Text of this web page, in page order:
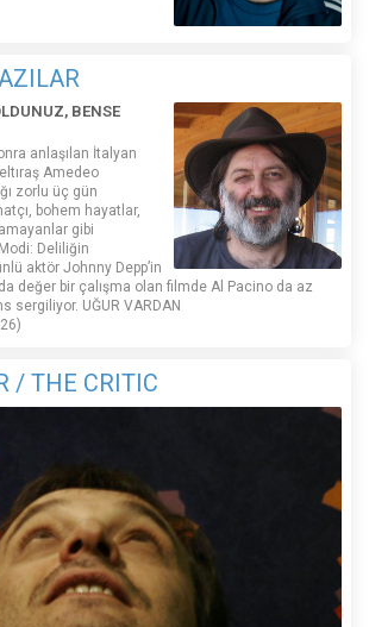
BENSE
anlaşılan İtalyan
Amedeo
zorlu üç gün
bohem hayatlar,
gibi
Deliliğin
aktör Johnny Depp’in
değer bir çalışma olan filmde Al Pacino da az
sergiliyor. UĞUR VARDAN
/ THE CRITIC